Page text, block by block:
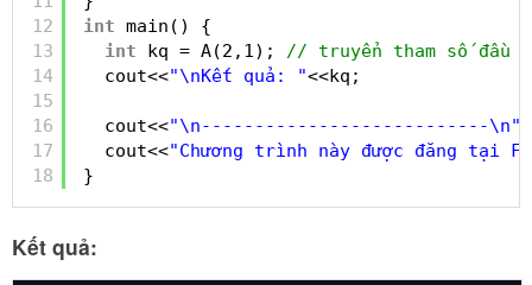
12
13
14
15
16
17
18
int main() {
int
kq = A(2,1); // truyển tham số đầu
cout<<"\nKết quả: "<<kq;
cout<<"\n---------------------------\n"
cout<<"Chương trình này được đăng tại
}
Kết quả: